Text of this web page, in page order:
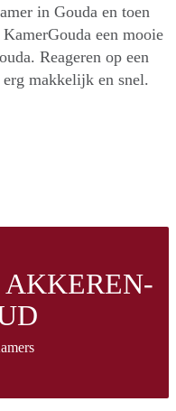
in Gouda en toen
een mooie
Reageren op een
makkelijk en snel.
AKKEREN-